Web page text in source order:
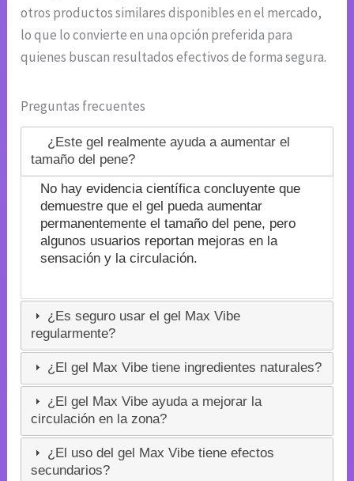
otros productos similares disponibles en el mercado,
lo que lo convierte en una opción preferida para
quienes buscan resultados efectivos de forma segura.
Preguntas frecuentes
¿Este gel realmente ayuda a aumentar el
tamaño del pene?
No hay evidencia científica concluyente que
demuestre que el gel pueda aumentar
permanentemente el tamaño del pene, pero
algunos usuarios reportan mejoras en la
sensación y la circulación.
¿Es seguro usar el gel Max Vibe
regularmente?
¿El gel Max Vibe tiene ingredientes naturales?
¿El gel Max Vibe ayuda a mejorar la
circulación en la zona?
¿El uso del gel Max Vibe tiene efectos
secundarios?